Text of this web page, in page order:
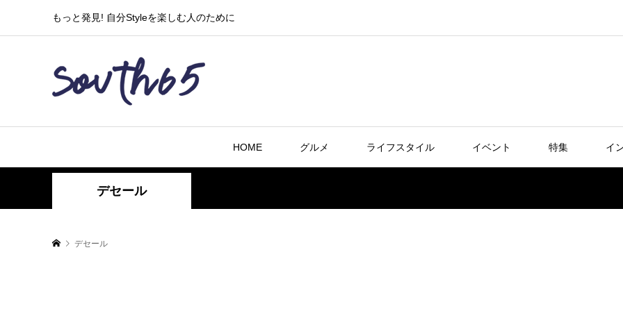
もっと発見! 自分Styleを楽しむ人のために
HOME グルメ ライフスタイル イベント 特集 イ
デセール
デセール